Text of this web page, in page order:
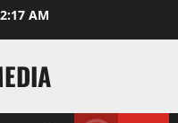
AM